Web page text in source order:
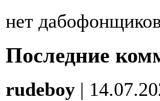
нет
Последние
rudeboy |